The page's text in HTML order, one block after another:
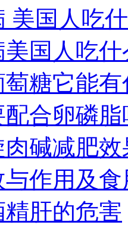
美国人吃
国人吃什
糖它能
合卵磷脂
碱减肥
作用及
肝的危害